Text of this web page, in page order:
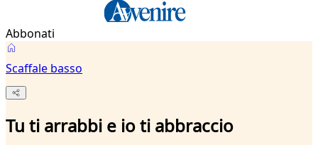
Abbonati
Scaffale basso
Tu ti arrabbi e io ti abbraccio